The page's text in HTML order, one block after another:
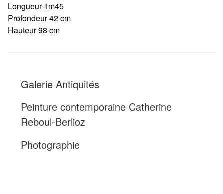
Galerie Antiquités
Peinture contemporaine Catherine
Reboul-Berlioz
Photographie
Longueur 1m45
Profondeur 42 cm
Hauteur 98 cm